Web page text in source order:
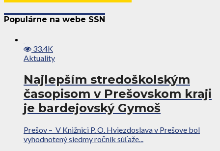
Populárne na webe SSN
33.4K
Aktuality
Najlepším stredoškolským
časopisom v Prešovskom kraji
je bardejovský Gymoš
Prešov – V Knižnici P. O. Hviezdoslava v Prešove bol
vyhodnotený siedmy ročník súťaže...